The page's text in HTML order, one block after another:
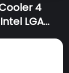
4
LGA
2011-3 X79
Suporte